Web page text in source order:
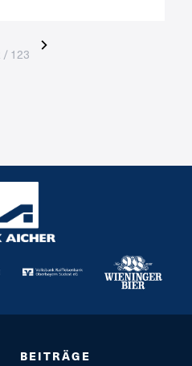
/ 123
BEITRÄGE